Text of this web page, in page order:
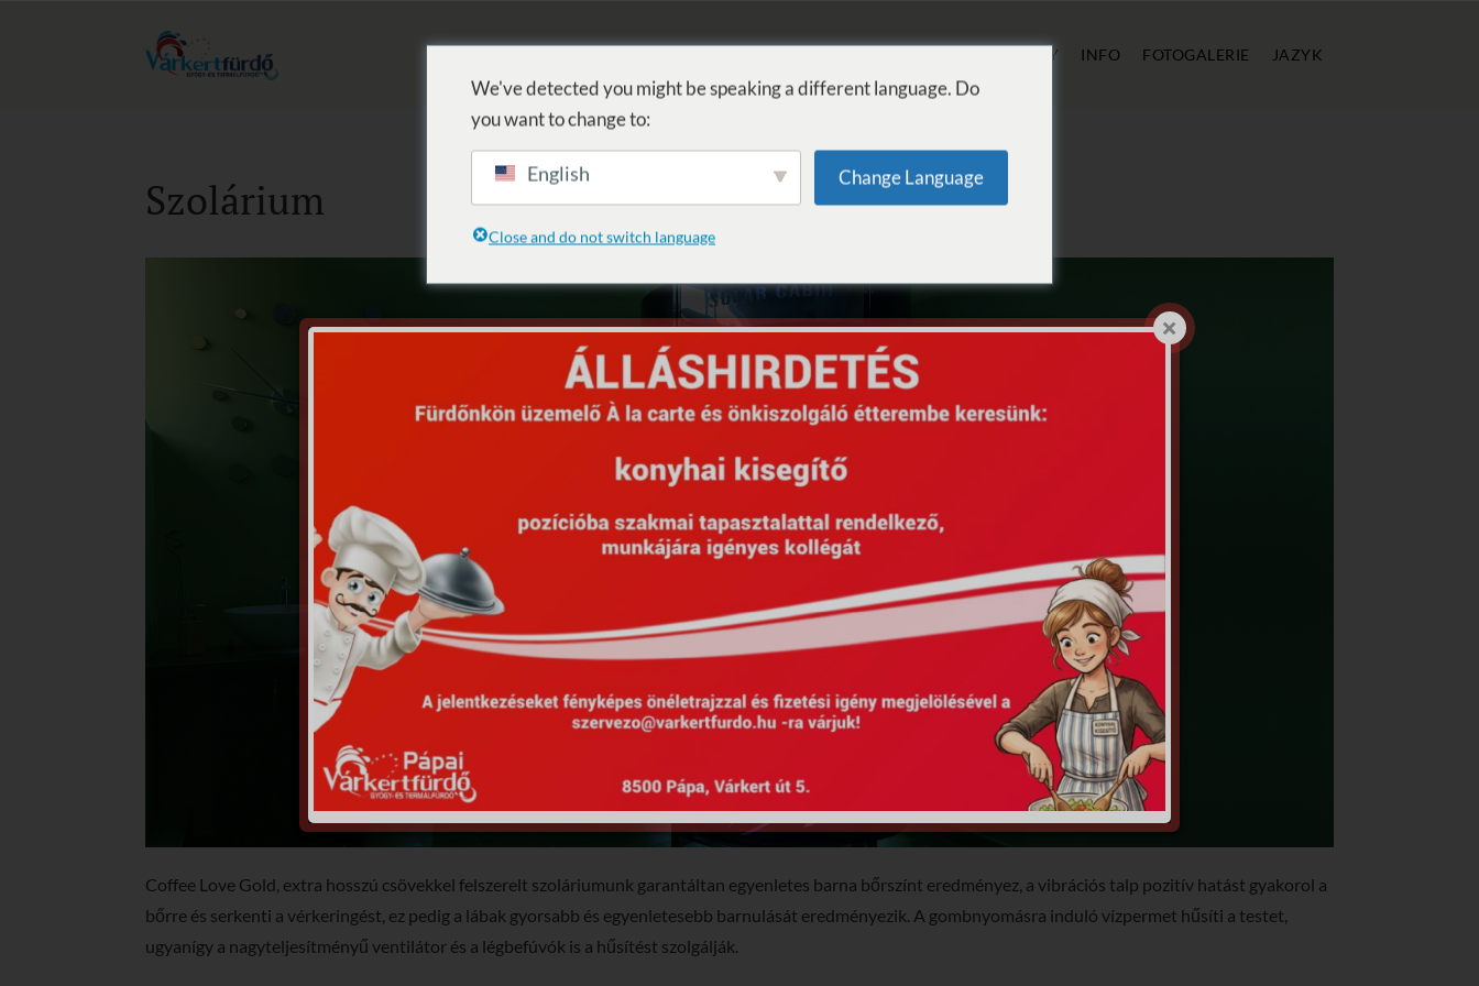
CENY INFO FOTOGALERIE JAZYK
Szolárium
Coffee Love Gold, extra hosszú csövekkel felszerelt szoláriumunk garantáltan egyenletes barna bőrszínt eredményez, a vibrációs talp pozitív hatást gyakorol a
bőrre és serkenti a vérkeringést, ez pedig a lábak gyorsabb és egyenletesebb barnulását eredményezik. A gombnyomásra induló vízpermet hűsíti a testet,
ugyanígy a nagyteljesítményű ventilátor és a légbefúvók is a hűsítést szolgálják.
We've detected you might be speaking a different language. Do
you want to change to:
English Change Language
Close and do not switch language